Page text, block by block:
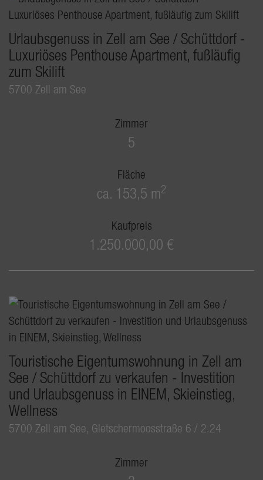
Urlaubsgenuss in Zell am See / Schüttdorf -
Luxuriöses Penthouse Apartment, fußläufig
zum Skilift
5700 Zell am See
Zimmer
5
Fläche
ca. 153,5 m2
Kaufpreis
1.250.000,00 €
Touristische Eigentumswohnung in Zell am
See / Schüttdorf zu verkaufen - Investition
und Urlaubsgenuss in EINEM, Skieinstieg,
Wellness
5700 Zell am See, Gletschermoosstraße 6 / 2.24
Zimmer